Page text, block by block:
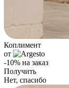
Коплимент
от
-10% на заказ
Получить
Нет, спасибо